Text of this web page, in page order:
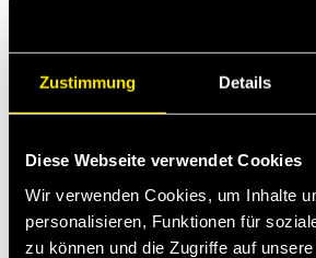
Zustimmung Details
Diese Webseite verwendet Cookies
Wir verwenden Cookies, um Inhalte
personalisieren, Funktionen für
zu können und die Zugriffe auf
Die letzten Neuigkeiten
Mrz 2, 2026
Introducing MultiQTC: The Best
Large-Scale Excavators and Demolition